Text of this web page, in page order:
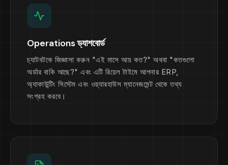
Operations ড্যাশবোর্ড
চ্যাটবটকে জিজ্ঞাসা করুন "এই মাসে আয় কত?" অথবা "কতগুলো
অর্ডার বাকি আছে?" এবং এটি রিয়েল টাইমে আপনার ERP,
অ্যাকাউন্টিং সিস্টেম এবং ওয়্যারহাউস ম্যানেজমেন্ট থেকে তথ্য
সংগ্রহ করবে।